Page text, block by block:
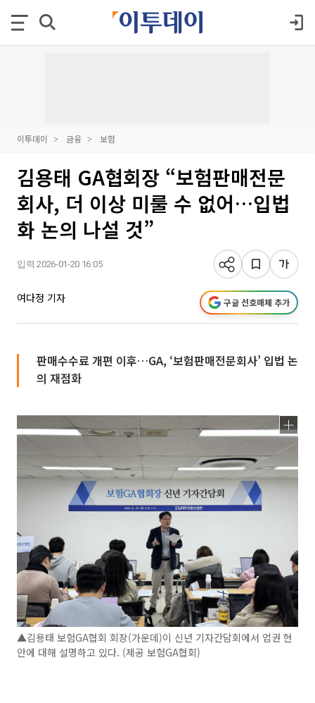
이투데이 금융 보험
김용태 GA협회장 “보험판매전문
회사, 더 이상 미룰 수 없어…입법
화 논의 나설 것”
입력 2026-01-20 16:05
여다정 기자 구글 선호매체 추가
판매수수료 개편 이후…GA, ‘보험판매전문회사’ 입법 논
의 재점화
▲김용태 보험GA협회 회장(가운데)이 신년 기자간담회에서 업권 현
안에 대해 설명하고 있다. (제공 보험GA협회)